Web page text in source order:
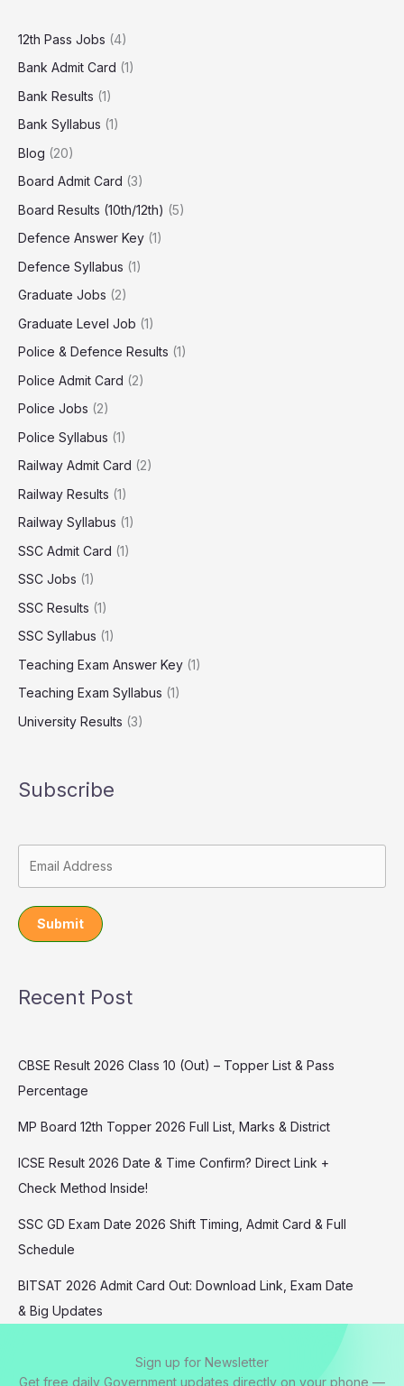
12th Pass Jobs (4)
Bank Admit Card (1)
Bank Results (1)
Bank Syllabus (1)
Blog (20)
Board Admit Card (3)
Board Results (10th/12th) (5)
Defence Answer Key (1)
Defence Syllabus (1)
Graduate Jobs (2)
Graduate Level Job (1)
Police & Defence Results (1)
Police Admit Card (2)
Police Jobs (2)
Police Syllabus (1)
Railway Admit Card (2)
Railway Results (1)
Railway Syllabus (1)
SSC Admit Card (1)
SSC Jobs (1)
SSC Results (1)
SSC Syllabus (1)
Teaching Exam Answer Key (1)
Teaching Exam Syllabus (1)
University Results (3)
Subscribe
Submit
Recent Post
CBSE Result 2026 Class 10 (Out) – Topper List & Pass
Percentage
MP Board 12th Topper 2026 Full List, Marks & District
ICSE Result 2026 Date & Time Confirm? Direct Link +
Check Method Inside!
SSC GD Exam Date 2026 Shift Timing, Admit Card & Full
Schedule
BITSAT 2026 Admit Card Out: Download Link, Exam Date
& Big Updates
Sign up for Newsletter
Get free daily Government updates directly on your phone —